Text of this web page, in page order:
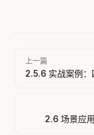
Pager
上一篇
2.5.6 实战案例：
2.6 场景应